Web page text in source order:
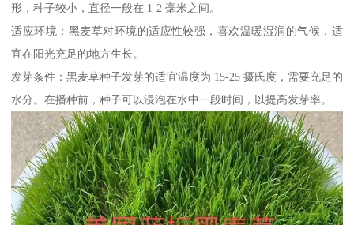
形，种子较小，直径一般在 1-2 毫米之间。
适应环境：黑麦草对环境的适应性较强，喜欢温暖湿润的气候，适
宜在阳光充足的地方生长。
发芽条件：黑麦草种子发芽的适宜温度为 15-25 摄氏度，需要充足的
水分。在播种前，种子可以浸泡在水中一段时间，以提高发芽率。